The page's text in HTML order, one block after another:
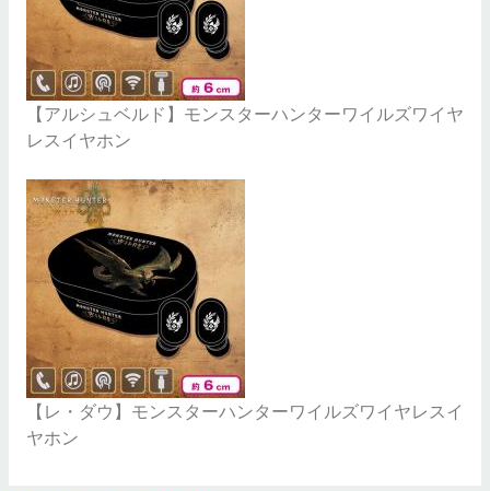
【アルシュベルド】モンスターハンターワイルズワイヤ
レスイヤホン
【レ・ダウ】モンスターハンターワイルズワイヤレスイ
ヤホン